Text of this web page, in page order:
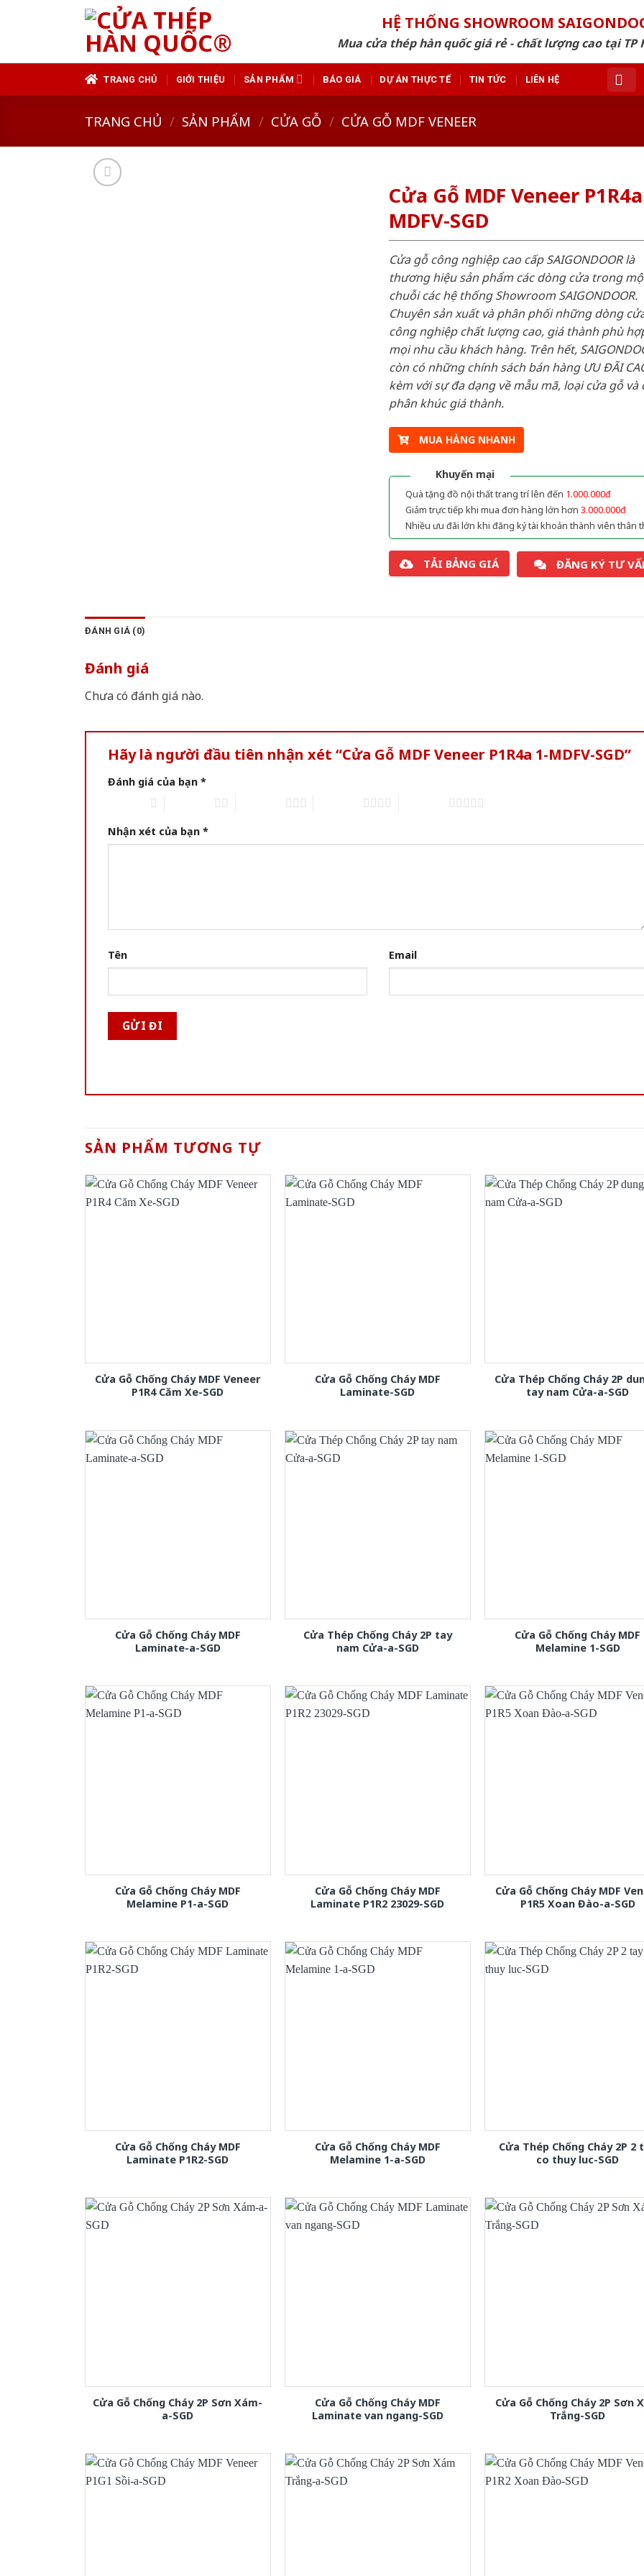
HỆ THỐNG SHOWROOM
Mua cửa thép hàn quốc giá rẻ - chất lượng cao tại TP
TRANG CHỦ GIỚI THIỆU SẢN PHẨM BÁO GIÁ DỰ ÁN THỰC TẾ TIN TỨC LIÊN HỆ
TRANG CHỦ / SẢN PHẨM / CỬA GỖ / CỬA GỖ MDF VENEER
Cửa Gỗ MDF Veneer
MDFV-SGD
Cửa gỗ công nghiệp cao cấp SAIGONDOOR là
thương hiệu sản phẩm các dòng cửa trong
chuỗi các hệ thống Showroom SAIGONDOOR.
Chuyên sản xuất và phân phối những dòng
công nghiệp chất lượng cao, giá thành phù
mọi nhu cầu khách hàng. Trên hết,
còn có những chính sách bán hàng ƯU ĐÃI
kèm với sự đa dạng về mẫu mã, loại cửa gỗ và
phân khúc giá thành.
MUA HÀNG NHANH
Khuyến mại
Quà tặng đồ nội thất trang trí lên đến 1.000.000đ
Giảm trực tiếp khi mua đơn hàng lớn hơn 3.000.000đ
Nhiều ưu đãi lớn khi đăng ký tài khoản thành viên thân
TẢI BẢNG GIÁ ĐĂNG KÝ TƯ
ĐÁNH GIÁ (0)
Đánh giá
Chưa có đánh giá nào.
Hãy là người đầu tiên nhận xét “Cửa Gỗ MDF Veneer P1R4a 1-MDFV-SGD”
Đánh giá của bạn *
Nhận xét của bạn *
Tên Email
SẢN PHẨM TƯƠNG TỰ
Cửa Gỗ Chống Cháy MDF Veneer
P1R4 Căm Xe-SGD
Cửa Gỗ Chống Cháy MDF
Laminate-SGD
Cửa Thép Chống Cháy 2P
tay nam Cửa-a-SGD
Cửa Gỗ Chống Cháy MDF
Laminate-a-SGD
Cửa Thép Chống Cháy 2P tay
nam Cửa-a-SGD
Cửa Gỗ Chống Cháy MDF
Melamine 1-SGD
Cửa Gỗ Chống Cháy MDF
Melamine P1-a-SGD
Cửa Gỗ Chống Cháy MDF
Laminate P1R2 23029-SGD
Cửa Gỗ Chống Cháy MDF
P1R5 Xoan Đào-a-SGD
Cửa Gỗ Chống Cháy MDF
Laminate P1R2-SGD
Cửa Gỗ Chống Cháy MDF
Melamine 1-a-SGD
Cửa Thép Chống Cháy 2P 2
co thuy luc-SGD
Cửa Gỗ Chống Cháy 2P Sơn Xám-
a-SGD
Cửa Gỗ Chống Cháy MDF
Laminate van ngang-SGD
Cửa Gỗ Chống Cháy 2P Sơn
Trắng-SGD